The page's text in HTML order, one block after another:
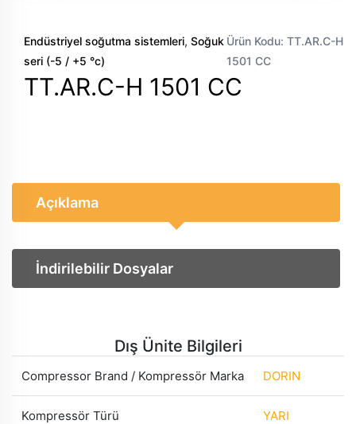
Endüstriyel soğutma sistemleri, Soğuk
seri (-5 / +5 °c)
Ürün Kodu: TT.AR.C-H
1501 CC
TT.AR.C-H 1501 CC
Açıklama
İndirilebilir Dosyalar
Dış Ünite Bilgileri
Compressor Brand / Kompressör Marka DORIN
Kompressör Türü
YARI